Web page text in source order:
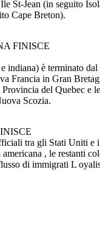
St-Jean (in seguito
Cape Breton).
FINISCE
indiana) è terminato dal
Francia in Gran
del Quebec e
Scozia.
tra gli Stati Uniti e
, le restanti
di immigrati L